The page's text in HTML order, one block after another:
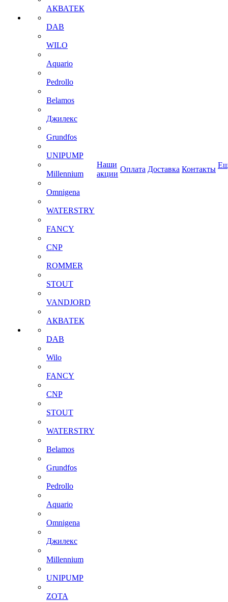
АКВАТЕК
DAB
WILO
Aquario
Pedrollo
Belamos
Джилекс
Grundfos
UNIPUMP
Millennium
Omnigena
WATERSTRY
FANCY
CNP
ROMMER
STOUT
VANDJORD
АКВАТЕК
DAB
Wilo
FANCY
CNP
STOUT
WATERSTRY
Belamos
Grundfos
Pedrollo
Aquario
Omnigena
Джилекс
Millennium
UNIPUMP
ZOTA
Наши
акции
Оплата Доставка Контакты